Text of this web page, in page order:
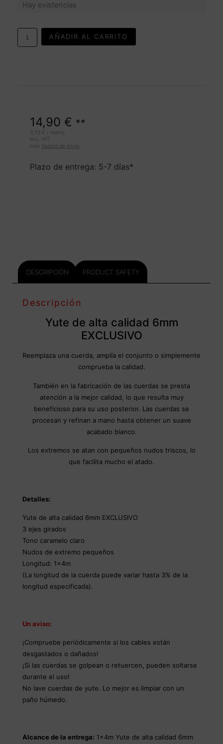
Hay existencias
AÑADIR AL CARRITO
14,90 € **
3,73 €
metro
incl. VAT
más Gastos de envío
Plazo de entrega: 5-7 días*
DESCRIPCIÓN PRODUCT SAFETY
Descripción
Yute de alta calidad 6mm
EXCLUSIVO
Reemplaza una cuerda, amplía el conjunto o simplemente
comprueba la calidad.
También en la fabricación de las cuerdas se presta
atención a la mejor calidad, lo que resulta muy
beneficioso para su uso posterior. Las cuerdas se
procesan y refinan a mano hasta obtener un suave
acabado blanco.
Los extremos se atan con pequeños nudos triscos, lo
que facilita mucho el atado.
Detalles:
Yute de alta calidad 6mm EXCLUSIVO
3 ejes girados
Tono caramelo claro
Nudos de extremo pequeños
Longitud: 1x4m
(La longitud de la cuerda puede variar hasta 3% de la
longitud especificada).
Un aviso:
¡Compruebe periódicamente si los cables están
desgastados o dañados!
¡Si las cuerdas se golpean o retuercen, pueden soltarse
durante el uso!
No lave cuerdas de yute. Lo mejor es limpiar con un
paño húmedo.
Alcance de la entrega: 1x4m Yute de alta calidad 6mm